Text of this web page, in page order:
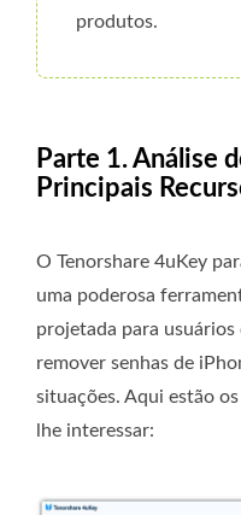
produtos.
Parte 1. Análise
Principais
O Tenorshare 4uKey
uma poderosa
projetada para usuários
remover senhas de
situações. Aqui estão
lhe interessar: